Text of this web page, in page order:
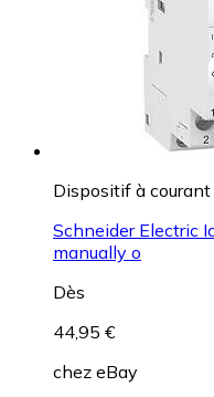
Dispositif à courant
Schneider Electric
manually o
Dès
44,95 €
chez eBay